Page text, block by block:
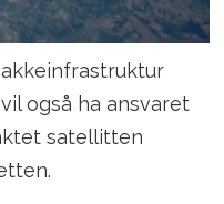
også ha ansvaret
satellitten